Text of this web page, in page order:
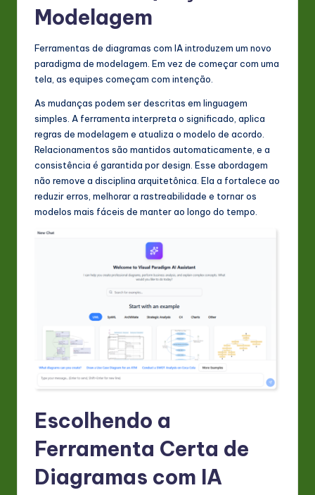
Modelagem
Ferramentas de diagramas com IA introduzem um novo
paradigma de modelagem. Em vez de começar com uma
tela, as equipes começam com intenção.
As mudanças podem ser descritas em linguagem
simples. A ferramenta interpreta o significado, aplica
regras de modelagem e atualiza o modelo de acordo.
Relacionamentos são mantidos automaticamente, e a
consistência é garantida por design. Esse abordagem
não remove a disciplina arquitetônica. Ela a fortalece ao
reduzir erros, melhorar a rastreabilidade e tornar os
modelos mais fáceis de manter ao longo do tempo.
Escolhendo a
Ferramenta Certa de
Diagramas com IA